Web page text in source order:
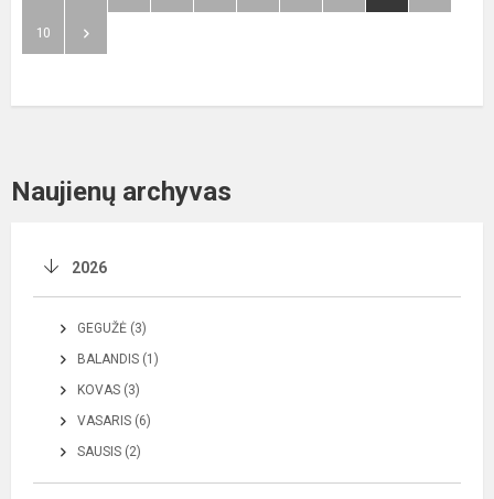
10
Naujienų archyvas
2026
GEGUŽĖ (3)
BALANDIS (1)
KOVAS (3)
VASARIS (6)
SAUSIS (2)